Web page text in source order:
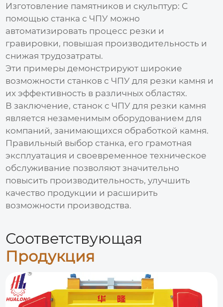
Изготовление памятников и скульптур: С
помощью станка с ЧПУ можно
автоматизировать процесс резки и
гравировки, повышая производительность и
снижая трудозатраты.
Эти примеры демонстрируют широкие
возможности станков с ЧПУ для резки камня и
их эффективность в различных областях.
В заключение, станок с ЧПУ для резки камня
является незаменимым оборудованием для
компаний, занимающихся обработкой камня.
Правильный выбор станка, его грамотная
эксплуатация и своевременное техническое
обслуживание позволяют значительно
повысить производительность, улучшить
качество продукции и расширить
возможности производства.
Соответствующая
Продукция